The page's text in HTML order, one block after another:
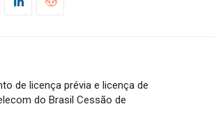
de licença prévia e licença de
do Brasil Cessão de